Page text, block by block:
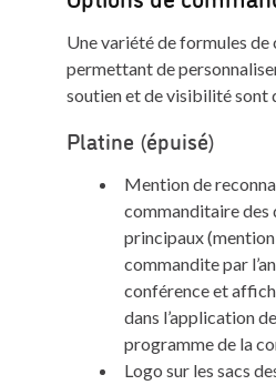
Une variété de formules
permettant de
soutien et de visibilité sont
Platine (épuisé)
Mention de
commanditaire des
principaux
commandite par
conférence et
dans l’application
programme de la
Logo sur les sacs